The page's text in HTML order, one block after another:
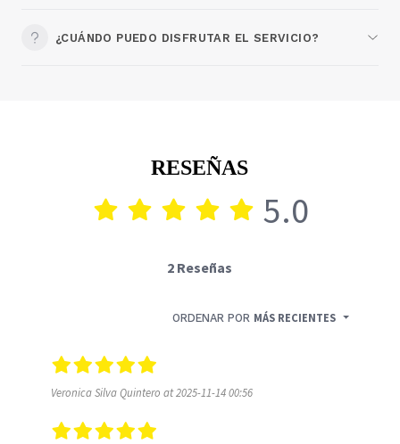
¿CUÁNDO PUEDO DISFRUTAR EL SERVICIO?
RESEÑAS
5.0
2 Reseñas
ORDENAR POR MÁS RECIENTES
Veronica Silva Quintero at 2025-11-14 00:56